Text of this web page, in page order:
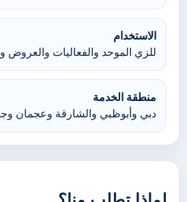
الاستخدام
للزي الموحد والفعاليات والعروض
منطقة الخدمة
دبي وأبوظبي والشارقة وعجمان